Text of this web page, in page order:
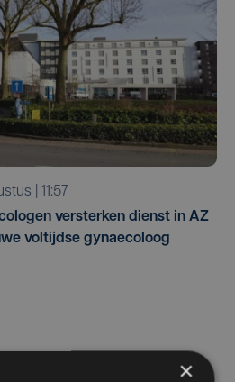
| 11:57
versterken dienst in AZ
voltijdse gynaecoloog
×